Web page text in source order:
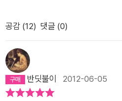
이 로렌초 덕분이라고 생각한다.
는 그의 존재 자체가 나에게 끝없이
서 나는 수용소 밖에 아직도 올바른
적이지 않은, 증오와 두려움과는 무
고 믿을 수 있었다. 정확히 규정하
가능성, 하지만 이것은 충분히 생존
한 명의 유대인이라도 아니, 위험
길로부터 구출하기 위해 꽁꽁 걸어
이 인간인가> 속 자신들에게 곧 닥
스러움을 잃지 않았던 자들의 대립
를 떠올리게 하기 때문이다.앞날의
에서 누군가는 선을 그었고, 누군가
지 않았고, 분노와 증오 없이도 이
비들은 내던져졌다. 그들이 가지고
신발, 그리고 소지품들은 도착과
프틀링(포로)이라는 이름으로 불리
과거의 연결고리들을 끊는 동시에
수 없는 강제수용소의 현실에 강압
광기는 좀더 그럴듯하게 포장되었
돈다.파시즘은 죽은 것이 아니다. 그
위해 변신을 꾀하고 있다. 원래의
존경받을 수 있게, 그리고 파시즘으
라는 파국에서 벗어난 새로운 세계
(269쪽)작가는 이탈리아의 파시즘
터 프랭클의 '죽음의 수용소에서'도
가'도 그야말로 인간 이하의 상황에
아남은 한 인간의 체험기가 담겨있
자신의 의미를 잃지 않고 살아냈다
신'으로 지옥을 살아내고 귀환했다.
둘 다 극한 상황에서 단순히 생존을
공감 (12) 댓글 (0)
반딧불이 2012-06-05